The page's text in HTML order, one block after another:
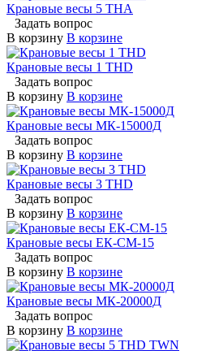
Крановые весы 5 THA
Задать вопрос
В корзину В корзине
Крановые весы 1 THD
Задать вопрос
В корзину В корзине
Крановые весы МК-15000Д
Задать вопрос
В корзину В корзине
Крановые весы 3 THD
Задать вопрос
В корзину В корзине
Крановые весы ЕК-СМ-15
Задать вопрос
В корзину В корзине
Крановые весы МК-20000Д
Задать вопрос
В корзину В корзине